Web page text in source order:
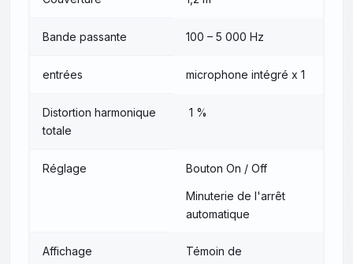
Bande passante 100 – 5 000 Hz
entrées microphone intégré x 1
Distortion harmonique
totale
1 %
Réglage Bouton On / Off
Minuterie de l'arrêt
automatique
Affichage
Témoin de